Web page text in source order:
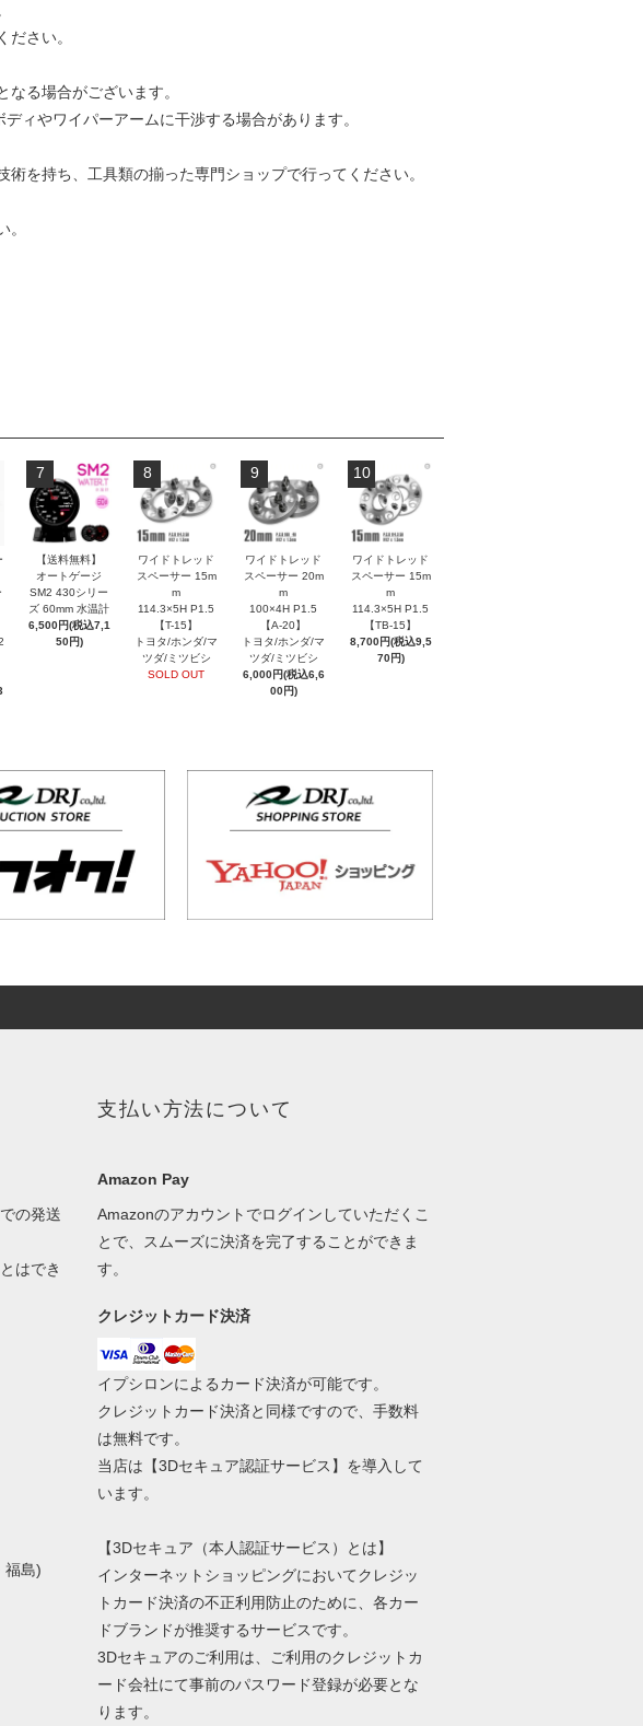
さい。
る場合がございます。
ィやワイパーアームに干渉する場合があります。
を持ち、工具類の揃った専門ショップで行ってください。
7
【送料無料】
オートゲージ
SM2 430シリー
ズ 60mm 水温計
6,500円(税込7,1
50円)
8
ワイドトレッド
スペーサー 15m
m
114.3×5H P1.5
【T-15】
トヨタ/ホンダ/マ
ツダ/ミツビシ
SOLD OUT
9
ワイドトレッド
スペーサー 20m
m
100×4H P1.5
【A-20】
トヨタ/ホンダ/マ
ツダ/ミツビシ
6,000円(税込6,6
00円)
10
ワイドトレッド
スペーサー 15m
m
114.3×5H P1.5
【TB-15】
8,700円(税込9,5
70円)
の発送
はでき
福島)
支払い方法について
Amazon Pay
Amazonのアカウントでログインしていただくこ
とで、スムーズに決済を完了することができま
す。
クレジットカード決済
イプシロンによるカード決済が可能です。
クレジットカード決済と同様ですので、手数料
は無料です。
当店は【3Dセキュア認証サービス】を導入して
います。
【3Dセキュア（本人認証サービス）とは】
インターネットショッピングにおいてクレジッ
トカード決済の不正利用防止のために、各カー
ドブランドが推奨するサービスです。
3Dセキュアのご利用は、ご利用のクレジットカ
ード会社にて事前のパスワード登録が必要とな
ります。